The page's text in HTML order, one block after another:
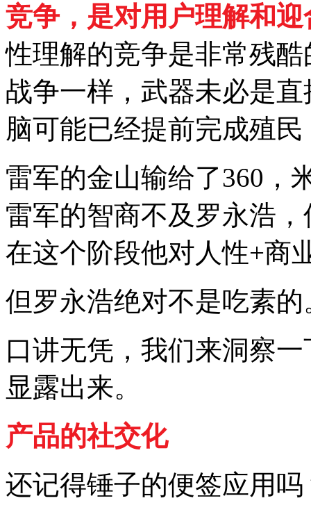
竞争，是对用户理解和
性理解的竞争是非常残
战争一样，武器未必是
脑可能已经提前完成殖
雷军的金山输给了360，
雷军的智商不及罗永浩
在这个阶段他对人性+商
但罗永浩绝对不是吃素的
口讲无凭，我们来洞察
显露出来。
产品的社交化
还记得锤子的便签应用吗